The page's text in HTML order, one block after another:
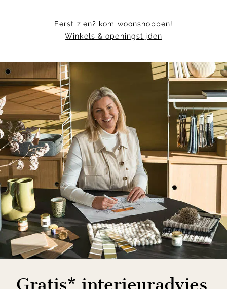
Eerst zien? kom woonshoppen!
Winkels & openingstijden
Gratis* interieuradvies